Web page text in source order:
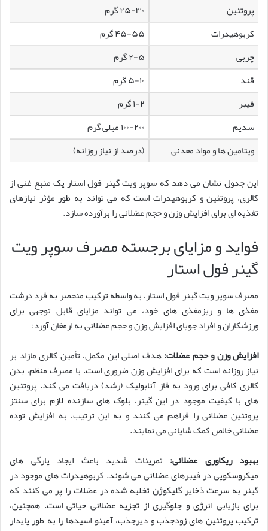
پروتئین
۲۵-۳۰ گرم
کربوهیدرات
۴۵-۵۵ گرم
چربی
۲-۵ گرم
قند
۵-۱۰ گرم
فیبر
۱-۲ گرم
سدیم
۱۰۰-۲۰۰ میلی گرم
ویتامین ها و مواد معدنی
(درصد از نیاز روزانه)
این جدول نشان می دهد که سوپر ویت گینر فول استار یک منبع غنی از
کالری، پروتئین و کربوهیدرات است که می تواند به طور مؤثر نیازهای
تغذیه ای برای افزایش وزن و حجم عضلانی را برآورده سازد.
فواید و مزایای برجسته مصرف سوپر ویت
گینر فول استار
مصرف سوپر ویت گینر فول استار، به واسطه ترکیب منحصر به فرد درشت
مغذی ها و ریزمغذی های خود، می تواند مزایای قابل توجهی برای
ورزشکاران و افراد جویای افزایش وزن و حجم عضلانی به ارمغان آورد:
افزایش وزن و حجم عضلات:هدف اصلی این مکمل، تأمین کالری مازاد بر
نیاز روزانه است که برای افزایش وزن ضروری است. با مصرف منظم، بدن
کالری کافی برای ورود به فاز آنابولیک (رشد) دریافت می کند. پروتئین
های با کیفیت موجود در این گینر، بلوک های سازنده لازم برای سنتز
پروتئین عضلانی را فراهم می کنند و به این ترتیب، به افزایش توده
عضلانی خالص کمک شایانی می نمایند.
بهبود ریکاوری عضلانی: تمرینات شدید باعث ایجاد پارگی های
میکروسکوپی در فیبرهای عضلانی می شوند. کربوهیدرات های موجود در
گینر به سرعت ذخایر گلیکوژن تخلیه شده در عضلات را پر می کنند که
برای بازیابی انرژی و جلوگیری از تجزیه عضلانی حیاتی است. همچنین،
ترکیب پروتئین های زودجذب و دیرجذب، آمینو اسیدها را به طور پایدار